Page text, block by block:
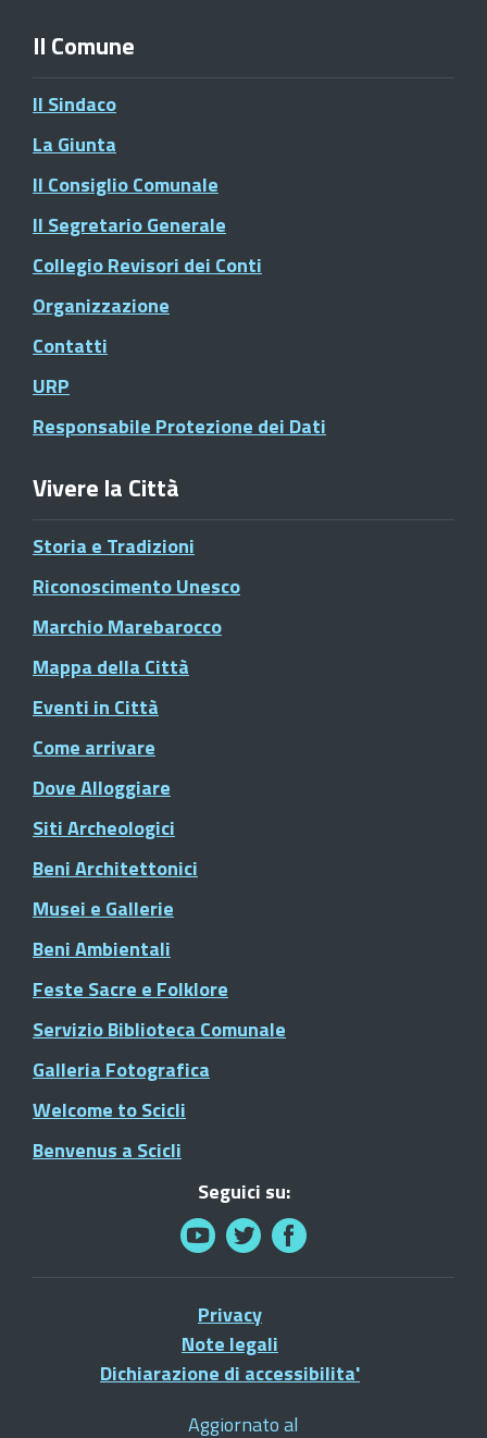
Il Comune
Il Sindaco
La Giunta
Il Consiglio Comunale
Il Segretario Generale
Collegio Revisori dei Conti
Organizzazione
Contatti
URP
Responsabile Protezione dei Dati
Vivere la Città
Storia e Tradizioni
Riconoscimento Unesco
Marchio Marebarocco
Mappa della Città
Eventi in Città
Come arrivare
Dove Alloggiare
Siti Archeologici
Beni Architettonici
Musei e Gallerie
Beni Ambientali
Feste Sacre e Folklore
Servizio Biblioteca Comunale
Galleria Fotografica
Welcome to Scicli
Benvenus a Scicli
Seguici su:
Privacy
Note legali
Dichiarazione di accessibilita'
Aggiornato al